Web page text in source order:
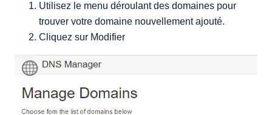
Utilisez le menu déroulant des domaines pour
trouver votre domaine nouvellement ajouté.
Cliquez sur Modifier